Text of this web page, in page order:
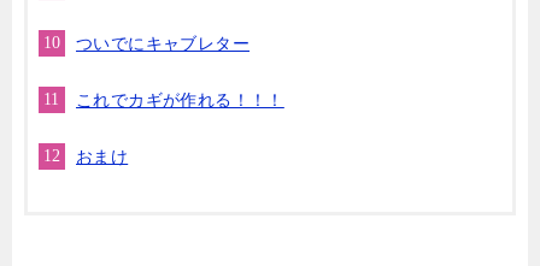
ついでにキャブレター
これでカギが作れる！！！
おまけ